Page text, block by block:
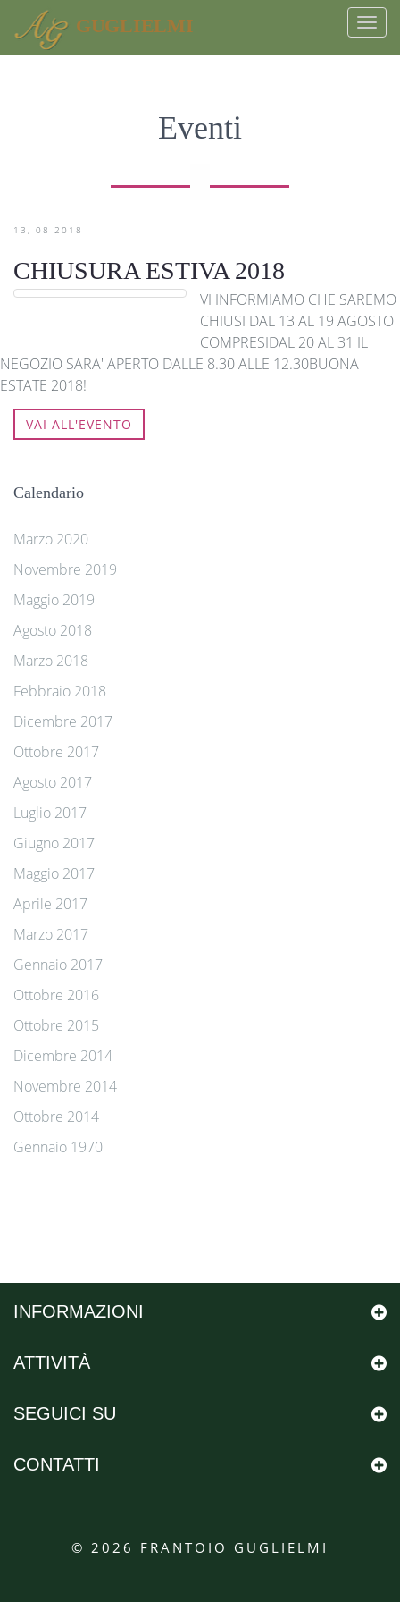
GUGLIELMI
Eventi
13 08 2018
CHIUSURA ESTIVA 2018
VI INFORMIAMO CHE SAREMO
CHIUSI DAL 13 AL 19 AGOSTO
COMPRESIDAL 20 AL 31 IL
NEGOZIO SARA' APERTO DALLE 8.30 ALLE 12.30BUONA
ESTATE 2018!
VAI ALL'EVENTO
Calendario
Marzo 2020
Novembre 2019
Maggio 2019
Agosto 2018
Marzo 2018
Febbraio 2018
Dicembre 2017
Ottobre 2017
Agosto 2017
Luglio 2017
Giugno 2017
Maggio 2017
Aprile 2017
Marzo 2017
Gennaio 2017
Ottobre 2016
Ottobre 2015
Dicembre 2014
Novembre 2014
Ottobre 2014
Gennaio 1970
INFORMAZIONI
© 2026 FRANTOIO GUGLIELMI
ATTIVITÀ
SEGUICI SU
CONTATTI